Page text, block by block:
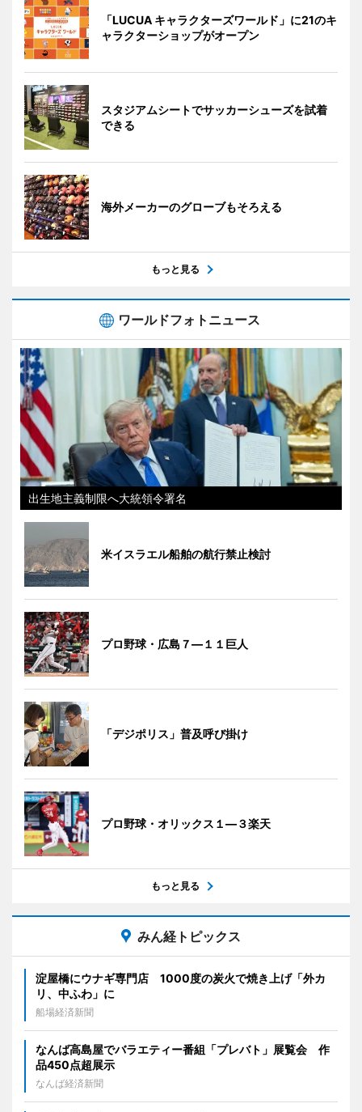
「LUCUA キャラクターズワールド」に21のキ
ャラクターショップがオープン
スタジアムシートでサッカーシューズを試着
できる
海外メーカーのグローブもそろえる
もっと見る
ワールドフォトニュース
出生地主義制限へ大統領令署名
米イスラエル船舶の航行禁止検討
プロ野球・広島７―１１巨人
「デジポリス」普及呼び掛け
プロ野球・オリックス１―３楽天
もっと見る
みん経トピックス
淀屋橋にウナギ専門店 1000度の炭火で焼き上げ「外カ
リ、中ふわ」に
船場経済新聞
なんば高島屋でバラエティー番組「プレバト」展覧会 作
品450点超展示
なんば経済新聞